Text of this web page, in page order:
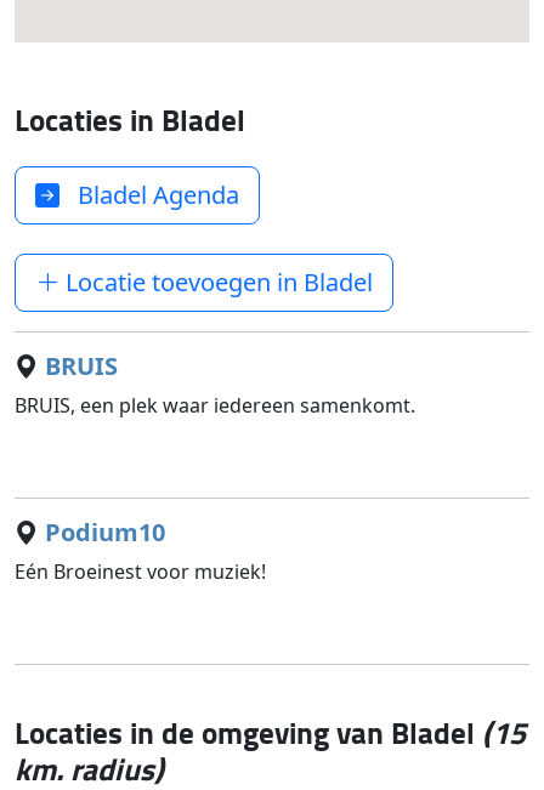
Locaties in Bladel
Bladel Agenda
Locatie toevoegen in Bladel
BRUIS
BRUIS, een plek waar iedereen samenkomt.
Podium10
Eén Broeinest voor muziek!
Locaties in de omgeving van Bladel (15
km. radius)